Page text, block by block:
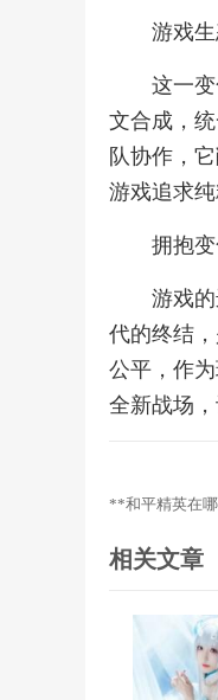
游戏
这一
文合成，
队协作，
游戏追求纯
拥抱
游戏
代的终结
公平，作
全新战场
**和平精英在
相关文章